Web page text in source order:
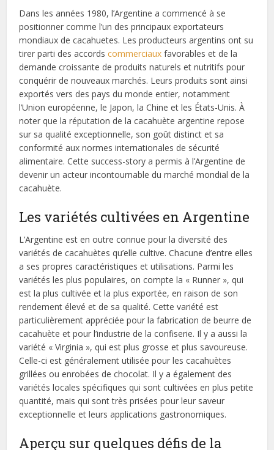
Dans les années 1980, l’Argentine a commencé à se
positionner comme l’un des principaux exportateurs
mondiaux de cacahuetes. Les producteurs argentins ont su
tirer parti des accordscommerciaux favorables et de la
demande croissante de produits naturels et nutritifs pour
conquérir de nouveaux marchés. Leurs produits sont ainsi
exportés vers des pays du monde entier, notamment
l’Union européenne, le Japon, la Chine et les États-Unis. À
noter que la réputation de la cacahuète argentine repose
sur sa qualité exceptionnelle, son goût distinct et sa
conformité aux normes internationales de sécurité
alimentaire. Cette success-story a permis à l’Argentine de
devenir un acteur incontournable du marché mondial de la
cacahuète.
Les variétés cultivées en Argentine
L’Argentine est en outre connue pour la diversité des
variétés de cacahuètes qu’elle cultive. Chacune d’entre elles
a ses propres caractéristiques et utilisations. Parmi les
variétés les plus populaires, on compte la « Runner », qui
est la plus cultivée et la plus exportée, en raison de son
rendement élevé et de sa qualité. Cette variété est
particulièrement appréciée pour la fabrication de beurre de
cacahuète et pour l’industrie de la confiserie. Il y a aussi la
variété « Virginia », qui est plus grosse et plus savoureuse.
Celle-ci est généralement utilisée pour les cacahuètes
grillées ou enrobées de chocolat. Il y a également des
variétés locales spécifiques qui sont cultivées en plus petite
quantité, mais qui sont très prisées pour leur saveur
exceptionnelle et leurs applications gastronomiques.
Aperçu sur quelques défis de la